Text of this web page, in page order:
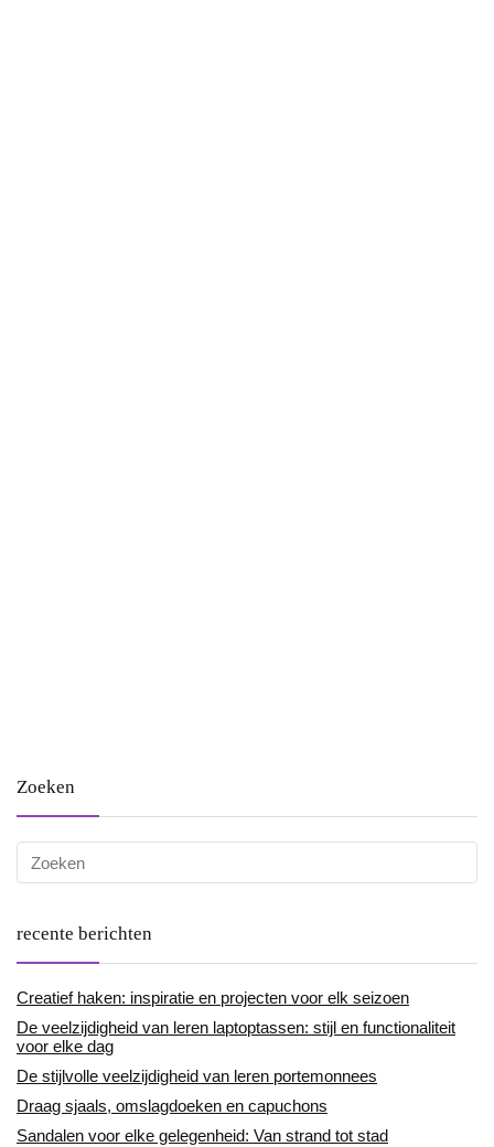
Zoeken
recente berichten
Creatief haken: inspiratie en projecten voor elk seizoen
De veelzijdigheid van leren laptoptassen: stijl en functionaliteit
voor elke dag
De stijlvolle veelzijdigheid van leren portemonnees
Draag sjaals, omslagdoeken en capuchons
Sandalen voor elke gelegenheid: Van strand tot stad